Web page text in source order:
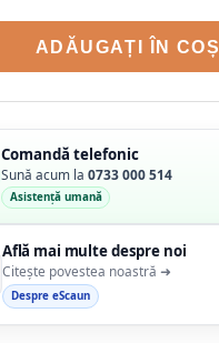
ADĂUGAȚI ÎN COȘ
Comandă telefonic
Sună acum la0733 000 514
Asistență umană
Află mai multe despre noi
Citește povestea noastră ➜
Despre eScaun